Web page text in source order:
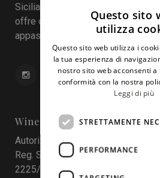
Sicilia en Primeur,
offre come sistema di interazione
appassionati del vino.
Wine In Sicily
Autorizzazione del Tribunale di
Reg. Stampa nr. 4 del 10 maggio
2225/2017
Questo sito
utilizza
Questo sito web utilizza i
la tua esperienza di
nostro sito web acconsenti
conformità con la nostra
Leggi di più
STRETTAMENTE
PERFORMANCE